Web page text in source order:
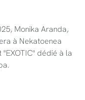
Monika Aranda,
à Nekatoenea
dédié à la